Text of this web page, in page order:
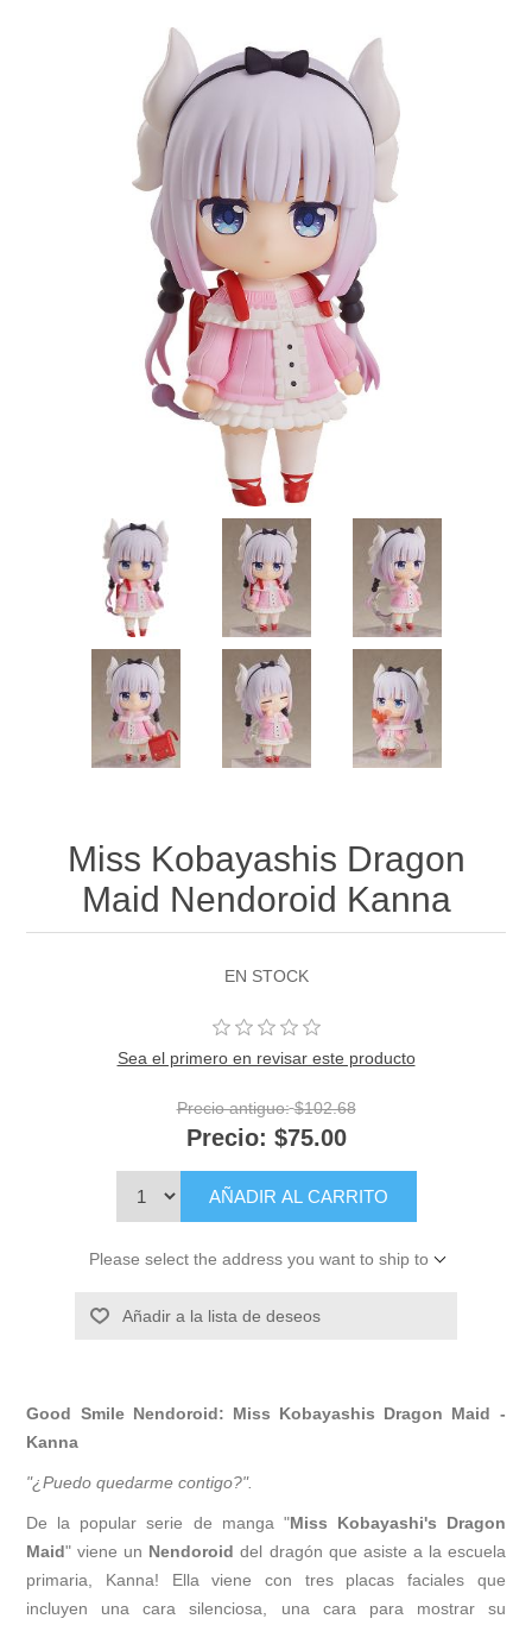
Miss Kobayashis Dragon
Maid Nendoroid Kanna
EN STOCK
Sea el primero en revisar este producto
Precio antiguo: $102.68
Precio: $75.00
AÑADIR AL CARRITO
Please select the address you want to ship to
Añadir a la lista de deseos
Good Smile Nendoroid: Miss Kobayashis Dragon Maid -
Kanna
"¿Puedo quedarme contigo?".
De la popular serie de manga "Miss Kobayashi's Dragon
Maid" viene un Nendoroid del dragón que asiste a la escuela
primaria, Kanna! Ella viene con tres placas faciales que
incluyen una cara silenciosa, una cara para mostrar su